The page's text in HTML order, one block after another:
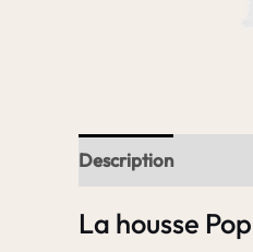
Description
La housse